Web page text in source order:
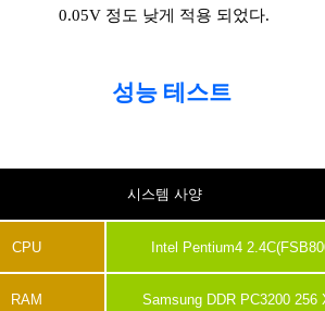
0.05V 정도 낮게 적용 되었다.
성능 테스트
시스템 사양
CPU Intel Pentium4
RAM Samsung DDR PC3200 256